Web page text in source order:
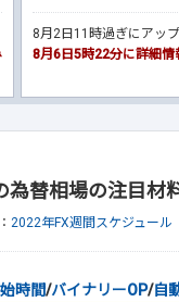
8月2日11時過ぎにアッ
8月6日5時22分に詳細情
為替相場の注目材
2022年FX週間スケジュール
時間/バイナリーOP/自